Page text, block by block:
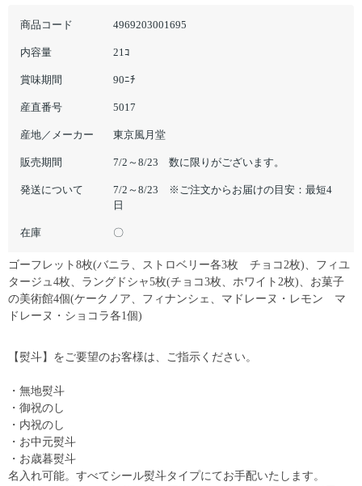
商品コード 4969203001695
内容量 21ｺ
賞味期間 90ﾆﾁ
産直番号 5017
産地／メーカー 東京風月堂
販売期間 7/2～8/23 数に限りがございます。
発送について
7/2～8/23 ※ご注文からお届けの目安：最短4
日
在庫 〇
ゴーフレット8枚(バニラ、ストロベリー各3枚 チョコ2枚)、フィユ
タージュ4枚、ラングドシャ5枚(チョコ3枚、ホワイト2枚)、お菓子
の美術館4個(ケークノア、フィナンシェ、マドレーヌ・レモン マ
ドレーヌ・ショコラ各1個)
【熨斗】をご要望のお客様は、ご指示ください。
・無地熨斗
・御祝のし
・内祝のし
・お中元熨斗
・お歳暮熨斗
名入れ可能。すべてシール熨斗タイプにてお手配いたします。